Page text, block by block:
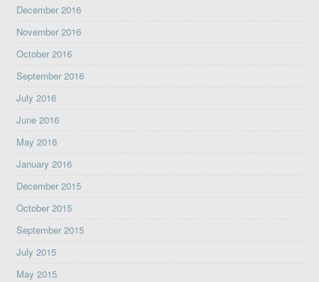
December 2016
November 2016
October 2016
September 2016
July 2016
June 2016
May 2016
January 2016
December 2015
October 2015
September 2015
July 2015
May 2015